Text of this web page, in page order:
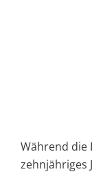
Während die
zehnjähriges